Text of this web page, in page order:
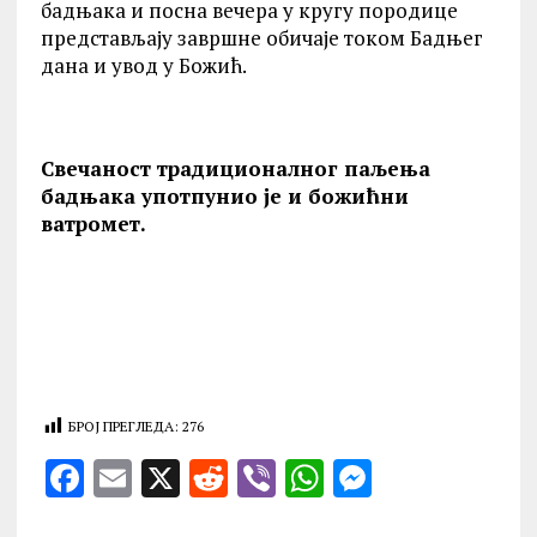
бадњака и посна вечера у кругу породице
представљају завршне обичаје током Бадњег
дана и увод у Божић.
Свечаност традиционалног паљења
бадњака употпунио је и божићни
ватромет.
БРОЈ ПРЕГЛЕДА: 276
F E X R V WM